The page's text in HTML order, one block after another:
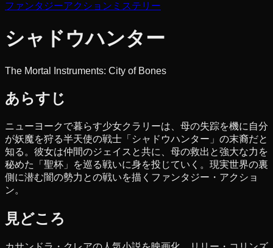
ファンタジーアクション ミステリー
シャドウハンター
The Mortal Instruments: City of Bones
あらすじ
ニューヨークで暮らす少女クラリーは、母の失踪を機に自分
が妖魔を狩る半天使の戦士「シャドウハンター」の末裔だと
知る。彼女は仲間のジェイスと共に、母の救出と強大な力を
秘めた「聖杯」を巡る戦いに身を投じていく。現実世界の裏
側に潜む闇の勢力との戦いを描くファンタジー・アクショ
ン。
見どころ